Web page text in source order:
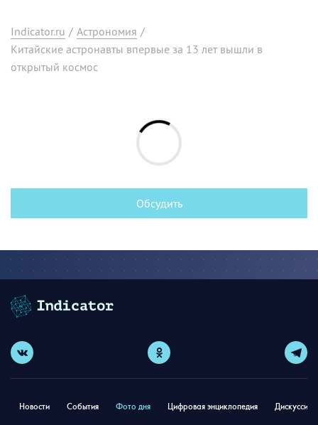
Indicator.ru / Астрономия /
Китайские астронавты впервые за 13 лет вышли в
открытый космос
Обсудить
Новости События Фото дня Цифровая энциклопедия